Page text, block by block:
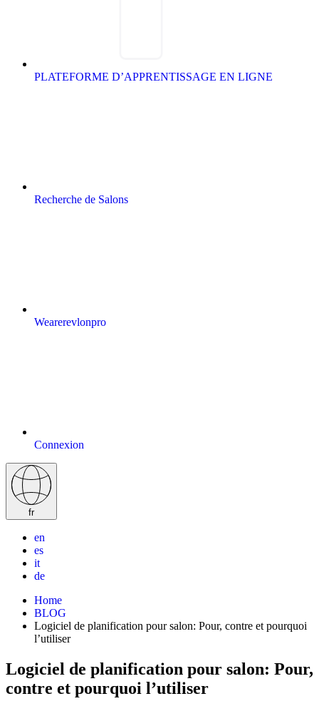
PLATEFORME D’APPRENTISSAGE EN LIGNE
Recherche de Salons
Wearerevlonpro
Connexion
fr
en
es
it
de
Home
BLOG
Logiciel de planification pour salon: Pour, contre et pourquoi
l’utiliser
Logiciel de planification pour salon: Pour,
contre et pourquoi l’utiliser